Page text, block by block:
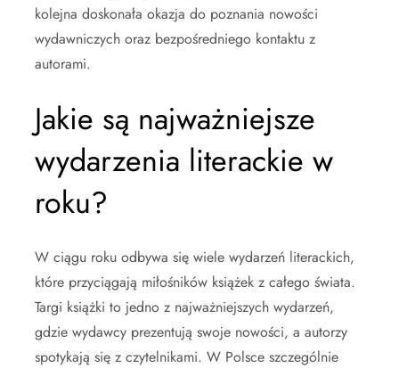
kolejna doskonała okazja do poznania nowości
wydawniczych oraz bezpośredniego kontaktu z
autorami.
Jakie są najważniejsze
wydarzenia literackie w
roku?
W ciągu roku odbywa się wiele wydarzeń literackich,
które przyciągają miłośników książek z całego świata.
Targi książki to jedno z najważniejszych wydarzeń,
gdzie wydawcy prezentują swoje nowości, a autorzy
spotykają się z czytelnikami. W Polsce szczególnie